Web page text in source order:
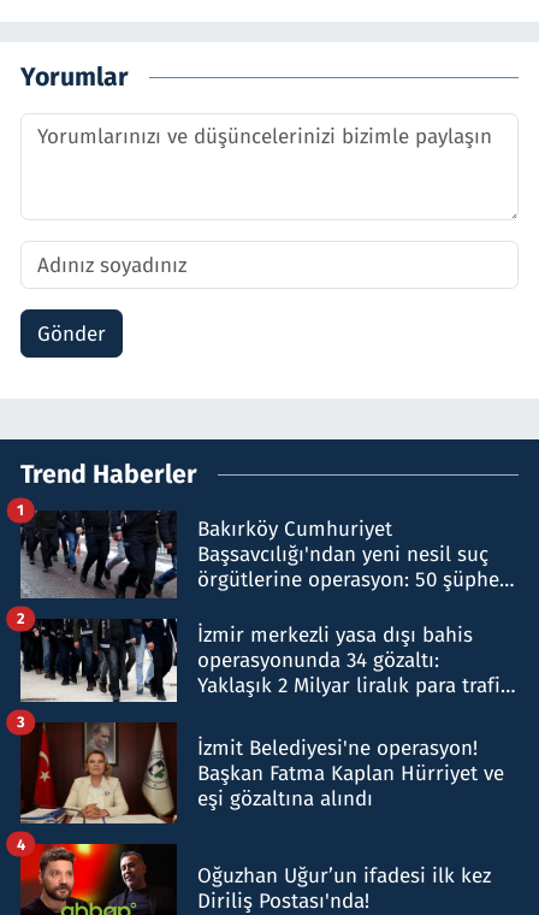
Yorumlar
Gönder
Trend Haberler
Bakırköy Cumhuriyet
Başsavcılığı'ndan yeni nesil suç
örgütlerine operasyon: 50 şüpheli
1
İzmir merkezli yasa dışı bahis
operasyonunda 34 gözaltı:
Yaklaşık 2 Milyar liralık para trafiği
2
İzmit Belediyesi'ne operasyon!
Başkan Fatma Kaplan Hürriyet ve
eşi gözaltına alındı
3
Oğuzhan Uğur’un ifadesi ilk kez
Diriliş Postası'nda!
4